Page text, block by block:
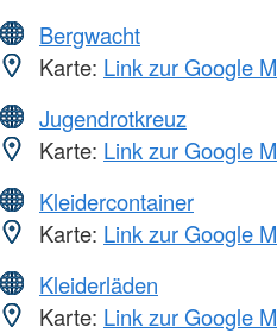
Bergwacht
Karte: Link zur Google
Jugendrotkreuz
Karte: Link zur Google
Kleidercontainer
Karte: Link zur Google
Kleiderläden
Karte: Link zur Google